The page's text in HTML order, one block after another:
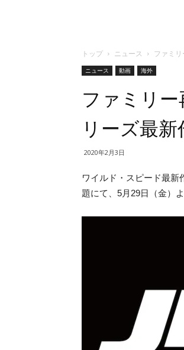
トップ ニュース ファミ
ニュース 動画 海外
ファミリ
リーズ最
2020年2月3日
ワイルド・スピード最新
題にて、5月29日（金）